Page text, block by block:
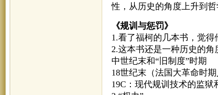
性，从历史的角度上升到
《规训与惩罚》
1.看了福柯的几本书，觉
2.这本书还是一种历史的
中世纪末和“旧制度”时
18世纪末（法国大革命时
19C：现代规训技术的监